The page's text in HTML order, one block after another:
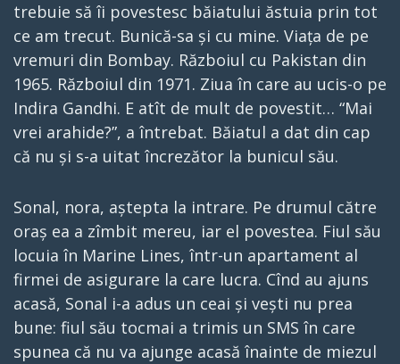
trebuie să îi povestesc băiatului ăstuia prin tot
ce am trecut. Bunică-sa și cu mine. Viața de pe
vremuri din Bombay. Războiul cu Pakistan din
1965. Războiul din 1971. Ziua în care au ucis-o pe
Indira Gandhi. E atît de mult de povestit… “Mai
vrei arahide?”, a întrebat. Băiatul a dat din cap
că nu și s-a uitat încrezător la bunicul său.
Sonal, nora, aștepta la intrare. Pe drumul către
oraș ea a zîmbit mereu, iar el povestea. Fiul său
locuia în Marine Lines, într-un apartament al
firmei de asigurare la care lucra. Cînd au ajuns
acasă, Sonal i-a adus un ceai și vești nu prea
bune: fiul său tocmai a trimis un SMS în care
spunea că nu va ajunge acasă înainte de miezul